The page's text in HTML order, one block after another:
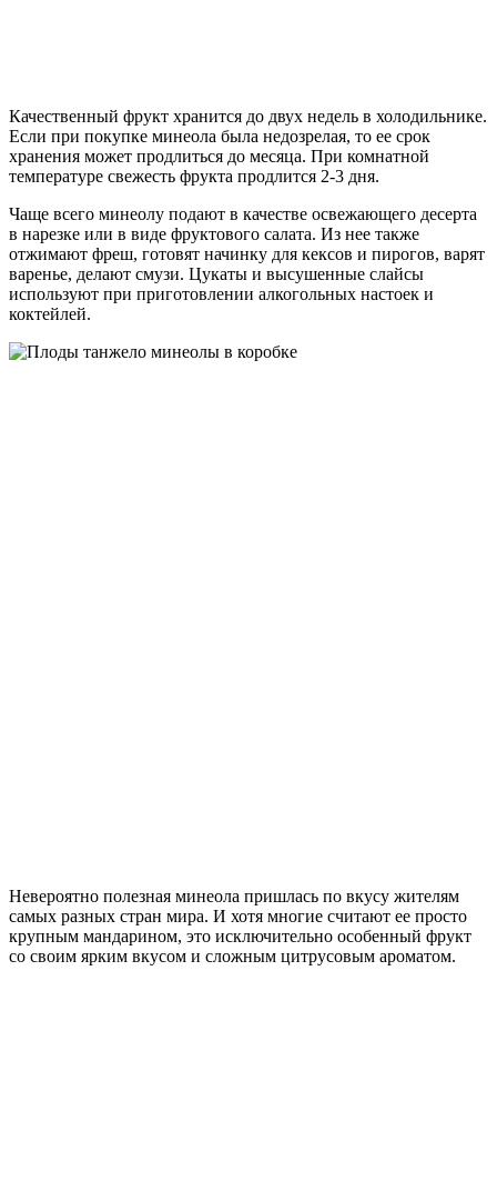
Качественный фрукт хранится до двух недель в холодильнике.
Если при покупке минеола была недозрелая, то ее срок
хранения может продлиться до месяца. При комнатной
температуре свежесть фрукта продлится 2-3 дня.
Чаще всего минеолу подают в качестве освежающего десерта
в нарезке или в виде фруктового салата. Из нее также
отжимают фреш, готовят начинку для кексов и пирогов, варят
варенье, делают смузи. Цукаты и высушенные слайсы
используют при приготовлении алкогольных настоек и
коктейлей.
Невероятно полезная минеола пришлась по вкусу жителям
самых разных стран мира. И хотя многие считают ее просто
крупным мандарином, это исключительно особенный фрукт
со своим ярким вкусом и сложным цитрусовым ароматом.